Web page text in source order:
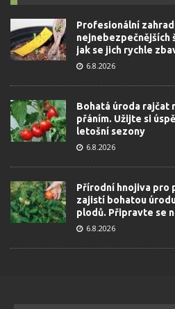
Profesionální
nejnebezpečnějších
jak se jich rychle
6.8.2026
Bohatá úroda rajčat
přáním. Užijte si
letošní sezony
6.8.2026
Přírodní hnojiva pro
zajistí bohatou
plodů. Připravte se
6.8.2026